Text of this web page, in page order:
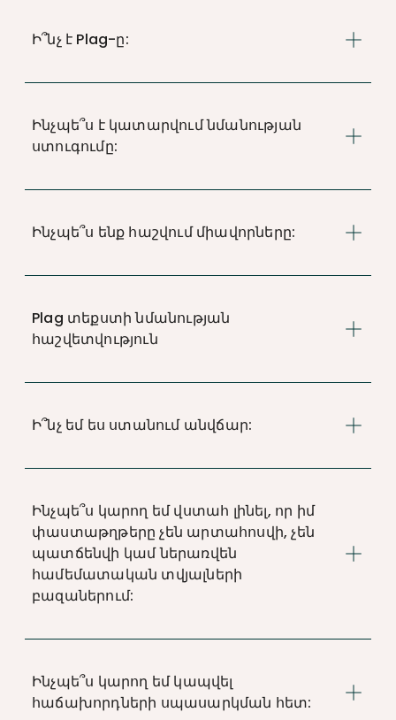
Ի՞նչ է Plag-ը:
Ինչպե՞ս է կատարվում նմանության
ստուգումը:
Ինչպե՞ս ենք հաշվում միավորները:
Plag տեքստի նմանության
հաշվետվություն
Ի՞նչ եմ ես ստանում անվճար:
Ինչպե՞ս կարող եմ վստահ լինել, որ իմ
փաստաթղթերը չեն արտահոսվի, չեն
պատճենվի կամ ներառվեն
համեմատական տվյալների
բազաներում:
Ինչպե՞ս կարող եմ կապվել
հաճախորդների սպասարկման հետ: